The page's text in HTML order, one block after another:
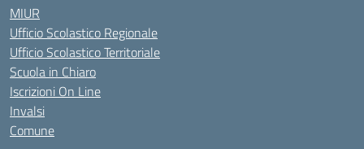
MIUR
Ufficio Scolastico Regionale
Ufficio Scolastico Territoriale
Scuola in Chiaro
Iscrizioni On Line
Invalsi
Comune